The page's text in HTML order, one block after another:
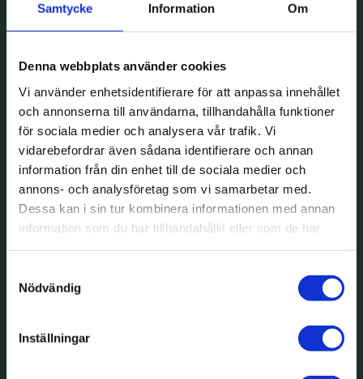
Samtycke Information Om
Denna webbplats använder cookies
Vi använder enhetsidentifierare för att anpassa innehållet
och annonserna till användarna, tillhandahålla funktioner
för sociala medier och analysera vår trafik. Vi
vidarebefordrar även sådana identifierare och annan
information från din enhet till de sociala medier och
annons- och analysföretag som vi samarbetar med.
Dessa kan i sin tur kombinera informationen med annan
information som du har tillhandahållit eller som de har
Nödvändig
Inställningar